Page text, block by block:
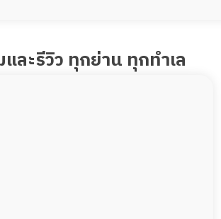
ละรีวิว ทุกย่าน ทุกทำเล